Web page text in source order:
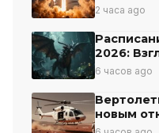
2 часа ago
2026:
6 часов ago
новым